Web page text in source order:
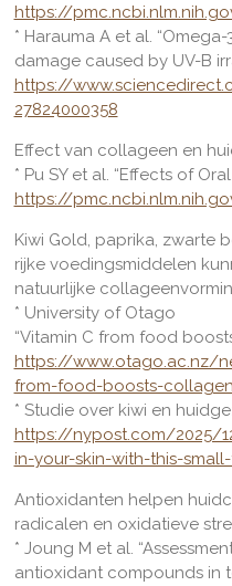
https://
* Harauma A et al.
damage caused by UV-B
https://
27824000358
Effect van collageen en
* Pu SY et al. “Effects of
https://
Kiwi Gold, paprika, zwarte
rijke voedingsmiddelen
natuurlijke
* University of Otago
“Vitamin C from food
https://www.otago.ac.nz/
from-food-boosts-
* Studie over kiwi en
https://nypost.com/2025/
in-your-skin-with-this-
Antioxidanten helpen
radicalen en oxidatieve
* Joung M et al.
antioxidant compounds in